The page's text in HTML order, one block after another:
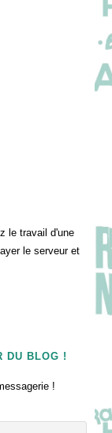
le travail d'une
le serveur et
DU BLOG !
!